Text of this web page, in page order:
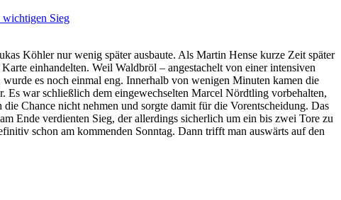
Köhler nur wenig später ausbaute. Als Martin Hense kurze Zeit später
einhandelten. Weil Waldbröl – angestachelt von einer intensiven
es noch einmal eng. Innerhalb von wenigen Minuten kamen die
Es war schließlich dem eingewechselten Marcel Nördtling vorbehalten,
Chance nicht nehmen und sorgte damit für die Vorentscheidung. Das
Ende verdienten Sieg, der allerdings sicherlich um ein bis zwei Tore zu
schon am kommenden Sonntag. Dann trifft man auswärts auf den